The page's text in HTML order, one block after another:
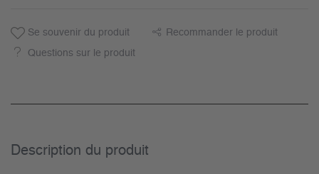
Se souvenir du produit Recommander le produit
Questions sur le produit
Description du­ produit